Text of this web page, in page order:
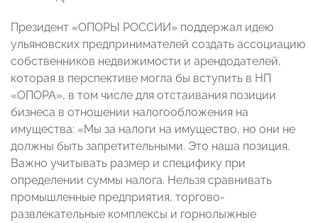
Президент «ОПОРЫ РОССИИ» поддержал идею
ульяновских предпринимателей создать ассоциацию
собственников недвижимости и арендодателей,
которая в перспективе могла бы вступить в НП
«ОПОРА», в том числе для отстаивания позиции
бизнеса в отношении налогообложения на
имущества: «Мы за налоги на имущество, но они не
должны быть запретительными. Это наша позиция.
Важно учитывать размер и специфику при
определении суммы налога. Нельзя сравнивать
промышленные предприятия, торгово-
развлекательные комплексы и горнолыжные